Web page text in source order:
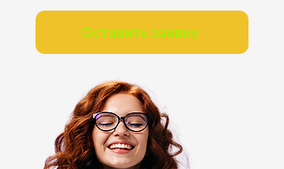
Оставить заявку